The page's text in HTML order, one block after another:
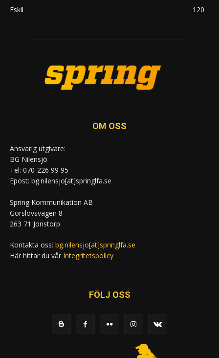
Eskil
120
OM OSS
Ansvarig utgivare:
BG Nilensjö
Tel: 070-226 99 95
Epost: bg.nilensjo[at]springlfa.se
Spring Kommunikation AB
Görslövsvägen 8
263 71 Jonstorp
Kontakta oss: bg.nilensjo[at]springlfa.se
Här hittar du vår Integritetspolicy
FÖLJ OSS